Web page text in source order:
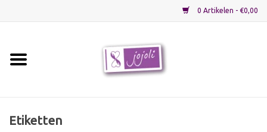
0 Artikelen - €0,00
Etiketten